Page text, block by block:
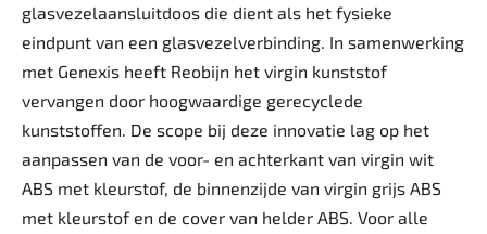
glasvezelaansluitdoos die dient als het fysieke
eindpunt van een glasvezelverbinding. In samenwerking
met Genexis heeft Reobijn het virgin kunststof
vervangen door hoogwaardige gerecyclede
kunststoffen. De scope bij deze innovatie lag op het
aanpassen van de voor- en achterkant van virgin wit
ABS met kleurstof, de binnenzijde van virgin grijs ABS
met kleurstof en de cover van helder ABS. Voor alle